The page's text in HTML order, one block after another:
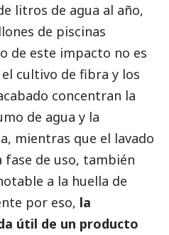
litros de agua al año,
de piscinas
de este impacto no es
cultivo de fibra y los
concentran la
de agua y la
mientras que el lavado
fase de uso, también
a la huella de
por eso, la
útil de un producto